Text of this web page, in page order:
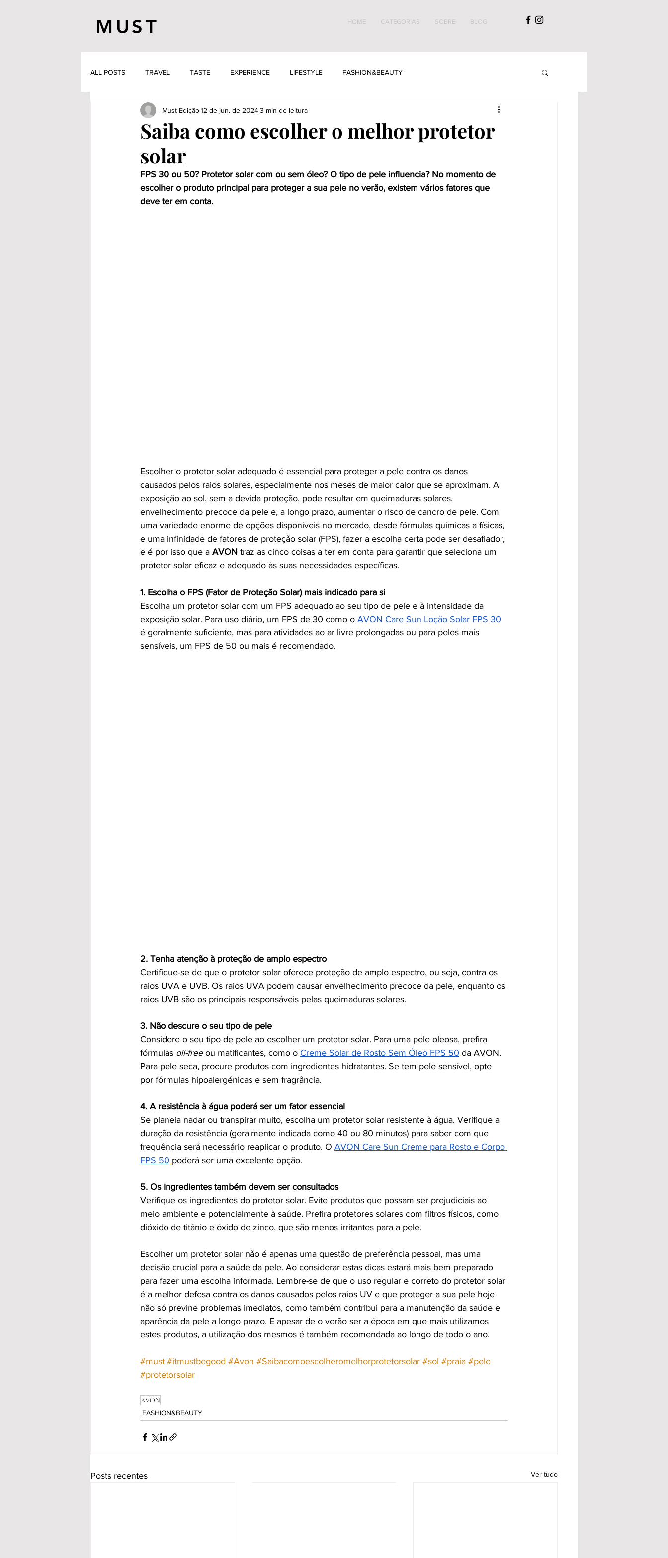
MUST HOME CATEGORIAS SOBRE BLOG
ALL POSTS TRAVEL TASTE EXPERIENCE LIFESTYLE FASHION&BEAUTY
Saiba como escolher o melhor protetor
solar
Must Edição12 de jun. de 20243 min de leitura
FPS 30 ou 50? Protetor solar com ou sem óleo? O tipo de pele influencia? No momento de
escolher o produto principal para proteger a sua pele no verão, existem vários fatores que
deve ter em conta.
Escolher o protetor solar adequado é essencial para proteger a pele contra os danos
causados pelos raios solares, especialmente nos meses de maior calor que se aproximam. A
exposição ao sol, sem a devida proteção, pode resultar em queimaduras solares,
envelhecimento precoce da pele e, a longo prazo, aumentar o risco de cancro de pele. Com
uma variedade enorme de opções disponíveis no mercado, desde fórmulas químicas a físicas,
e uma infinidade de fatores de proteção solar (FPS), fazer a escolha certa pode ser desafiador,
e é por isso que a AVON traz as cinco coisas a ter em conta para garantir que seleciona um
protetor solar eficaz e adequado às suas necessidades específicas.
1. Escolha o FPS (Fator de Proteção Solar) mais indicado para si
Escolha um protetor solar com um FPS adequado ao seu tipo de pele e à intensidade da
exposição solar. Para uso diário, um FPS de 30 como o AVON Care Sun Loção Solar FPS 30
é geralmente suficiente, mas para atividades ao ar livre prolongadas ou para peles mais
sensíveis, um FPS de 50 ou mais é recomendado.
2. Tenha atenção à proteção de amplo espectro
Certifique-se de que o protetor solar oferece proteção de amplo espectro, ou seja, contra os
raios UVA e UVB. Os raios UVA podem causar envelhecimento precoce da pele, enquanto os
raios UVB são os principais responsáveis pelas queimaduras solares.
3. Não descure o seu tipo de pele
Considere o seu tipo de pele ao escolher um protetor solar. Para uma pele oleosa, prefira
fórmulas oil-free ou matificantes, como o Creme Solar de Rosto Sem Óleo FPS 50 da AVON.
Para pele seca, procure produtos com ingredientes hidratantes. Se tem pele sensível, opte
por fórmulas hipoalergénicas e sem fragrância.
4. A resistência à água poderá ser um fator essencial
Se planeia nadar ou transpirar muito, escolha um protetor solar resistente à água. Verifique a
duração da resistência (geralmente indicada como 40 ou 80 minutos) para saber com que
frequência será necessário reaplicar o produto. O AVON Care Sun Creme para Rosto e Corpo
FPS 50 poderá ser uma excelente opção.
5. Os ingredientes também devem ser consultados
Verifique os ingredientes do protetor solar. Evite produtos que possam ser prejudiciais ao
meio ambiente e potencialmente à saúde. Prefira protetores solares com filtros físicos, como
dióxido de titânio e óxido de zinco, que são menos irritantes para a pele.
Escolher um protetor solar não é apenas uma questão de preferência pessoal, mas uma
decisão crucial para a saúde da pele. Ao considerar estas dicas estará mais bem preparado
para fazer uma escolha informada. Lembre-se de que o uso regular e correto do protetor solar
é a melhor defesa contra os danos causados pelos raios UV e que proteger a sua pele hoje
não só previne problemas imediatos, como também contribui para a manutenção da saúde e
aparência da pele a longo prazo. E apesar de o verão ser a época em que mais utilizamos
estes produtos, a utilização dos mesmos é também recomendada ao longo de todo o ano.
#must #itmustbegood #Avon #Saibacomoescolheromelhorprotetorsolar #sol #praia #pele
#protetorsolar
AVON
FASHION&BEAUTY
Posts recentes Ver tudo